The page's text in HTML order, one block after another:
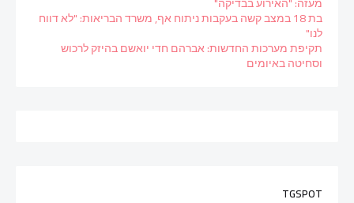
בת 18 במצב קשה בעקבות ניתוח אף, משרד הבריאות: "לא דווח
לנו"
תקיפת מערכות החדשות: אברהם חדי יואשם בהיזק לרכוש
וסחיטה באיומים
TGSPOT